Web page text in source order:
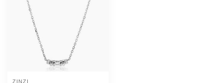
ZINZI